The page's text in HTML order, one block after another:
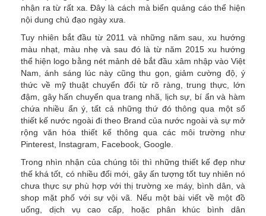
nhận ra từ rất xa. Đây là cách mà biển quảng cáo thể hiện
nội dung chủ đạo ngày xưa.
Tuy nhiên bắt đầu từ 2011 và những năm sau, xu hướng
màu nhạt, màu nhẹ và sau đó là từ năm 2015 xu hướng
thể hiện logo bằng nét mảnh dẻ bắt đầu xâm nhập vào Việt
Nam, ánh sáng lúc này cũng thu gọn, giảm cường độ, ý
thức về mỹ thuật chuyển đổi từ rõ ràng, trung thực, lớn
đậm, gây hấn chuyển qua trang nhã, lịch sự, bí ẩn và hàm
chứa nhiều ẩn ý, tất cả những thứ đó thông qua một số
thiết kế nước ngoài đi theo Brand của nước ngoài và sự mở
rộng văn hóa thiết kế thông qua các môi trường như
Pinterest, Instagram, Facebook, Google.
Trong nhìn nhận của chúng tôi thì những thiết kế đẹp như
thế khá tốt, có nhiều đổi mới, gây ấn tượng tốt tuy nhiên nó
chưa thực sự phù hợp với thị trường xe máy, bình dân, và
shop mặt phố với sự vội vã. Nếu một bài viết về một đồ
uống, dịch vụ cao cấp, hoặc phân khúc bình dân